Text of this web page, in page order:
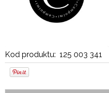
Kod produktu: 125 003 341